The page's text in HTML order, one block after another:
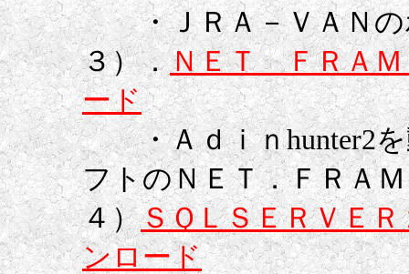
・ＪＲＡ－ＶＡＮの
３）．ＮＥＴ ＦＲＡ
ード
・Ａｄｉｎhunter2を
フトのＮＥＴ．ＦＲＡ
４）ＳＱＬＳＥＲＶＥ
ンロード